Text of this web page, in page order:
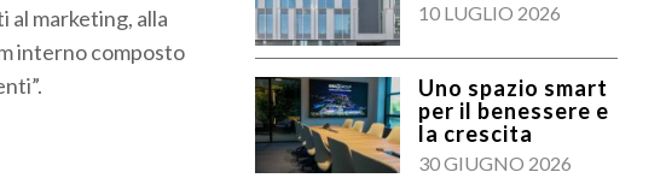
al marketing, alla
interno composto
10 LUGLIO 2026
Uno spazio smart
per il benessere e
la crescita
30 GIUGNO 2026